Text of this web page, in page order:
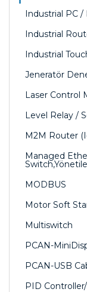
Industrial PC /
Industrial
Industrial
Jeneratör
Laser Control
Level Relay /
M2M Router
Managed
MODBUS
Motor Soft
Multiswitch
PCAN-
PCAN-USB
PID